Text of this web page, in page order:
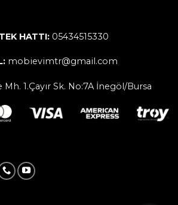
HATTI:05434515330
mobievimtr@gmail.com
Mh. 1.Çayır Sk. No:7A İnegöl/Bursa